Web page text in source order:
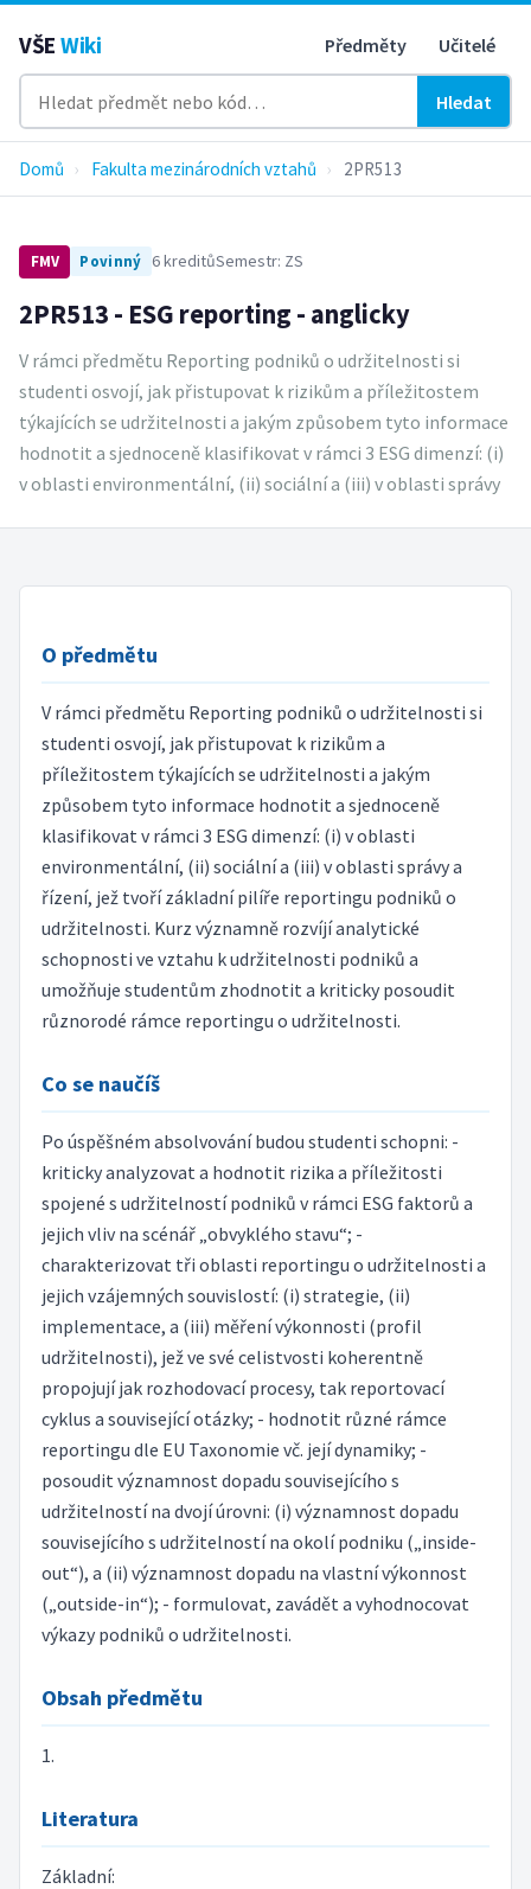
VŠE Wiki Předměty Učitelé
Hledat
Domů › Fakulta mezinárodních vztahů › 2PR513
FMV Povinný 6 kreditůSemestr: ZS
2PR513 - ESG reporting - anglicky
V rámci předmětu Reporting podniků o udržitelnosti si
studenti osvojí, jak přistupovat k rizikům a příležitostem
týkajících se udržitelnosti a jakým způsobem tyto informace
hodnotit a sjednoceně klasifikovat v rámci 3 ESG dimenzí: (i)
v oblasti environmentální, (ii) sociální a (iii) v oblasti správy
O předmětu
V rámci předmětu Reporting podniků o udržitelnosti si
studenti osvojí, jak přistupovat k rizikům a
příležitostem týkajících se udržitelnosti a jakým
způsobem tyto informace hodnotit a sjednoceně
klasifikovat v rámci 3 ESG dimenzí: (i) v oblasti
environmentální, (ii) sociální a (iii) v oblasti správy a
řízení, jež tvoří základní pilíře reportingu podniků o
udržitelnosti. Kurz významně rozvíjí analytické
schopnosti ve vztahu k udržitelnosti podniků a
umožňuje studentům zhodnotit a kriticky posoudit
různorodé rámce reportingu o udržitelnosti.
Co se naučíš
Po úspěšném absolvování budou studenti schopni: -
kriticky analyzovat a hodnotit rizika a příležitosti
spojené s udržitelností podniků v rámci ESG faktorů a
jejich vliv na scénář „obvyklého stavu“; -
charakterizovat tři oblasti reportingu o udržitelnosti a
jejich vzájemných souvislostí: (i) strategie, (ii)
implementace, a (iii) měření výkonnosti (profil
udržitelnosti), jež ve své celistvosti koherentně
propojují jak rozhodovací procesy, tak reportovací
cyklus a související otázky; - hodnotit různé rámce
reportingu dle EU Taxonomie vč. její dynamiky; -
posoudit významnost dopadu souvisejícího s
udržitelností na dvojí úrovni: (i) významnost dopadu
souvisejícího s udržitelností na okolí podniku („inside-
out“), a (ii) významnost dopadu na vlastní výkonnost
(„outside-in“); - formulovat, zavádět a vyhodnocovat
výkazy podniků o udržitelnosti.
Obsah předmětu
1.
Literatura
Základní: